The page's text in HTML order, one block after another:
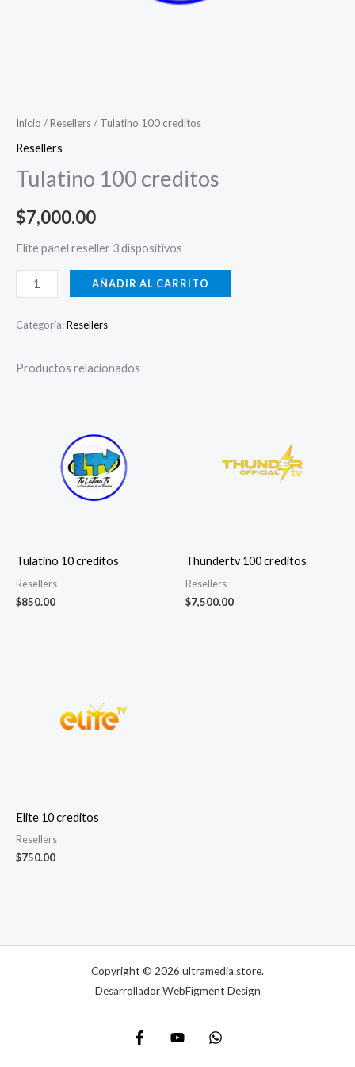
Inicio /Resellers/ Tulatino 100 creditos
Resellers
Tulatino 100 creditos
$7,000.00
Elite panel reseller 3 dispositivos
AÑADIR AL CARRITO
Categoría:Resellers
Productos relacionados
Tulatino 10 creditos
Resellers
$850.00
Thundertv 100 creditos
Resellers
$7,500.00
Elite 10 creditos
Resellers
$750.00
Copyright © 2026 ultramedia.store.
Desarrollador WebFigment Design